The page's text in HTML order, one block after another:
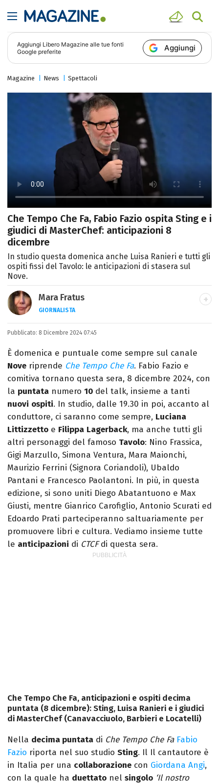
Aggiungi Libero Magazine alle tue fonti
Google preferite
Aggiungi
Magazine News Spettacoli
Che Tempo Che Fa, Fabio Fazio ospita Sting e i
giudici di MasterChef: anticipazioni 8
dicembre
In studio questa domenica anche Luisa Ranieri e tutti gli
ospiti fissi del Tavolo: le anticipazioni di stasera sul
Nove.
Mara Fratus
GIORNALISTA
Nella mia vita non possono mancare, il
sul comodino, insieme a un romanzo di
Zafon.
Pubblicato: 8 Dicembre 2024 07:45
È domenica e puntuale come sempre sul canale
Nove riprende Che Tempo Che Fa. Fabio Fazio e
comitiva tornano questa sera, 8 dicembre 2024, con
la puntata numero 10 del talk, insieme a tanti
nuovi ospiti. In studio, dalle 19.30 in poi, accanto al
conduttore, ci saranno come sempre, Luciana
Littizzetto e Filippa Lagerback, ma anche tutti gli
altri personaggi del famoso Tavolo: Nino Frassica,
Gigi Marzullo, Simona Ventura, Mara Maionchi,
Maurizio Ferrini (Signora Coriandoli), Ubaldo
Pantani e Francesco Paolantoni. In più, in questa
edizione, si sono uniti Diego Abatantuono e Max
Giusti, mentre Gianrico Carofiglio, Antonio Scurati ed
Edoardo Prati parteciperanno saltuariamente per
promuovere libri e cultura. Vediamo insieme tutte
le anticipazioni di CTCFdi questa sera.
Che Tempo Che Fa, anticipazioni e ospiti decima
puntata (8 dicembre): Sting, Luisa Ranieri e i giudici
di MasterChef (Canavacciuolo, Barbieri e Locatelli)
Nella decima puntata di Che Tempo Che Fa Fabio
Fazio riporta nel suo studio Sting. Il Il cantautore è
in Italia per una collaborazione con Giordana Angi,
con la quale ha duettato nel singolo ‘Il nostro